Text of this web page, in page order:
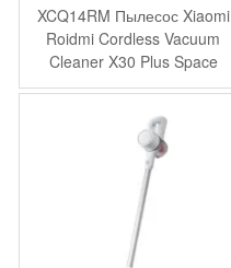
XCQ14RM Пылесос Xiaomi
Roidmi Cordless Vacuum
Cleaner X30 Plus Space
Gray